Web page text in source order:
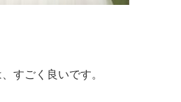
すごく良いです。